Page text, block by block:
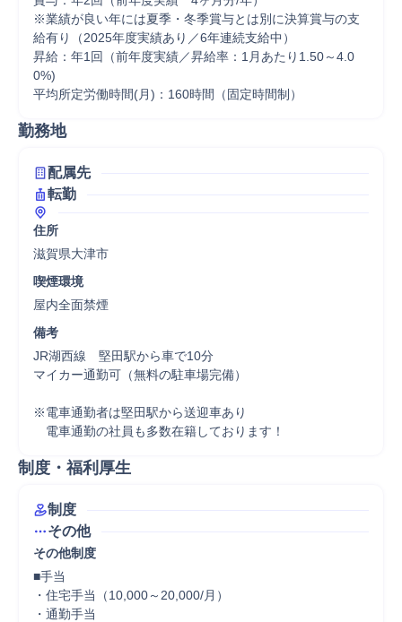
※業績が良い年には夏季・冬季賞与とは別に決算賞与の支
給有り（2025年度実績あり／6年連続支給中）
昇給：年1回（前年度実績／昇給率：1月あたり1.50～4.0
0%)
平均所定労働時間(月)：160時間（固定時間制）
勤務地
配属先
転勤
住所
滋賀県大津市
喫煙環境
屋内全面禁煙
備考
JR湖西線　堅田駅から車で10分
マイカー通勤可（無料の駐車場完備）
※電車通勤者は堅田駅から送迎車あり
電車通勤の社員も多数在籍しております！
制度・福利厚生
制度
その他
その他制度
■手当
・住宅手当（10,000～20,000/月）
・通勤手当